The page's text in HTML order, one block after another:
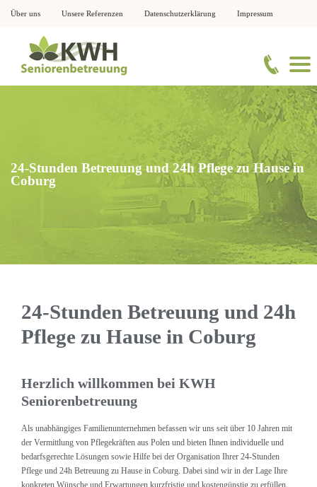
Über uns Unsere Referenzen Datenschutzerklärung Impressum
24-Stunden Betreuung und 24h Pflege zu Hause in
Coburg
24-Stunden Betreuung und 24h
Pflege zu Hause in Coburg
Herzlich willkommen bei KWH
Seniorenbetreuung
Als unabhängiges Familienunternehmen befassen wir uns seit über 10 Jahren mit
der Vermittlung von Pflegekräften aus Polen und bieten Ihnen individuelle und
bedarfsgerechte Lösungen sowie Hilfe bei der Organisation Ihrer 24-Stunden
Pflege und 24h Betreuung zu Hause in Coburg. Dabei sind wir in der Lage Ihre
konkreten Wünsche und Erwartungen kurzfristig und kostengünstig zu erfüllen.